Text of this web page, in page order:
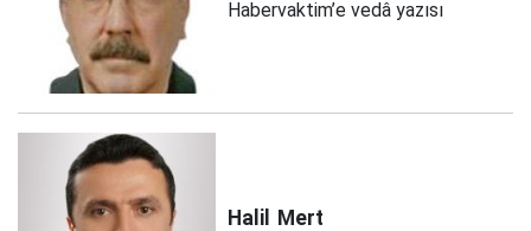
Habervaktim’e vedâ yazısı
Halil Mert